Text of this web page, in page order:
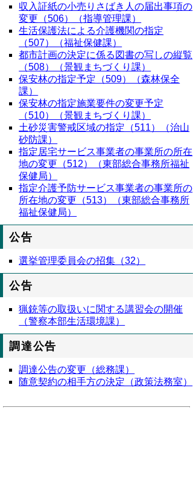
収入証紙の小売りさばき人の届出事項の
変更（506）（指導管理課）
生活保護法による介護機関の指定
（507）（福祉保健課）
都市計画の決定に係る図書の写しの縦覧
（508）（景観まちづくり課）
保安林の指定予定（509）（森林保全
課）
保安林の指定施業要件の変更予定
（510）（景観まちづくり課）
土砂災害警戒区域の指定（511）（治山
砂防課）
指定居宅サービス事業者の事業所の所在
地の変更（512）（東部総合事務所福祉
保健局）
指定介護予防サービス事業者の事業所の
所在地の変更（513）（東部総合事務所
福祉保健局）
公告
選挙管理委員会の招集（32）
公告
猟銃等の取扱いに関する講習会の開催
（警察本部生活環境課）
調達公告
調達公告の変更（総務課）
随意契約の相手方の決定（政策法務室）